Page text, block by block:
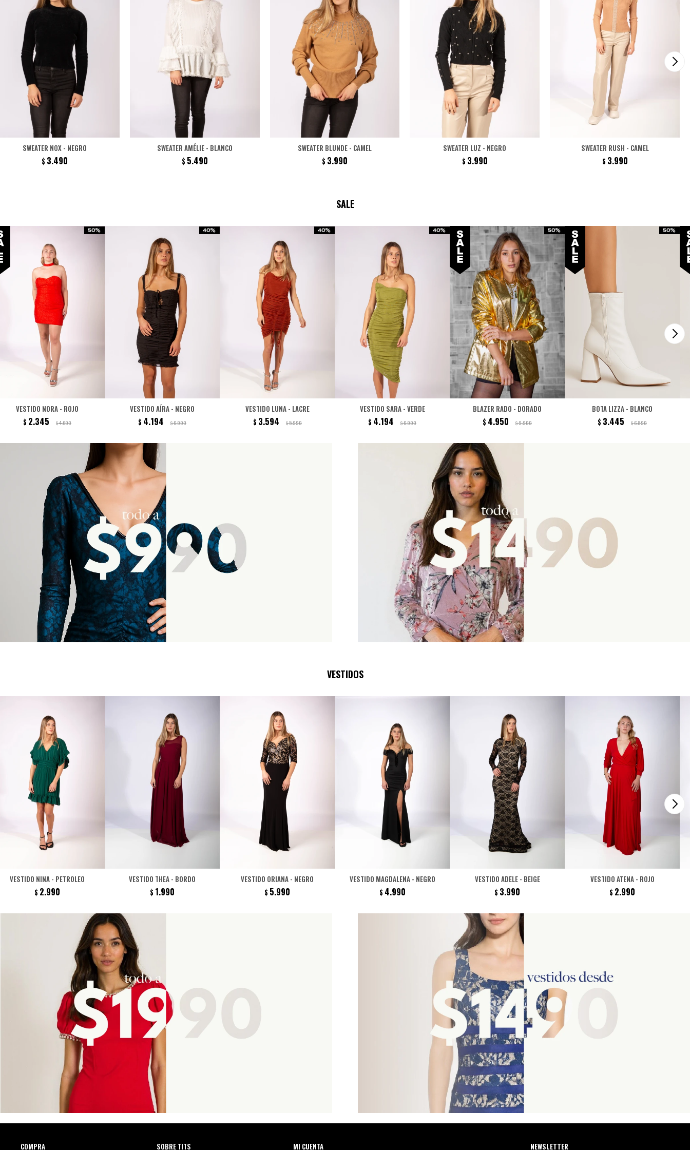
SWEATER NOX - NEGRO
$ 3.490
SWEATER AMÉLIE - BLANCO
$ 5.490
SWEATER BLUNDE - CAMEL
$ 3.990
SWEATER LUZ - NEGRO
$ 3.990
SWEATER RUSH - CAMEL
$ 3.990
SALE
VESTIDO NORA - ROJO
$ 2.345 $4.690
VESTIDO AÍRA - NEGRO
$ 4.194 $6.990
VESTIDO LUNA - LACRE
$ 3.594 $5.990
VESTIDO SARA - VERDE
$ 4.194 $6.990
BLAZER RADO - DORADO
$ 4.950 $9.900
BOTA LIZZA - BLANCO
$ 3.445 $6.890
VESTIDOS
VESTIDO NINA - PETROLEO
$ 2.990
VESTIDO THEA - BORDO
$ 1.990
VESTIDO ORIANA - NEGRO
$ 5.990
VESTIDO MAGDALENA - NEGRO
$ 4.990
VESTIDO ADELE - BEIGE
$ 3.990
VESTIDO ATENA - ROJO
$ 2.990
SOBRE TITS
COMPRA MI CUENTA NEWSLETTER